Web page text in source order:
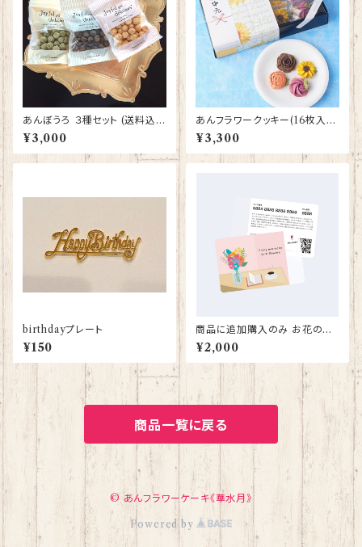
あんぼうろ ３種セット (送料込
み)
¥3,000
あんフラワークッキー(16枚入り)
写真は夏デザイン
¥3,300
birthdayプレート
¥150
商品に追加購入のみ お花のギ
フト
¥2,000
商品一覧に戻る
© あんフラワーケーキ《華水月》
Powered by